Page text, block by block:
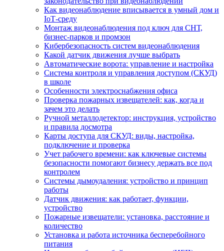
Как видеонаблюдение вписывается в умный дом и
IoT‑среду
Монтаж видеонаблюдения под ключ для СНТ,
бизнес‑парков и промзон
Кибербезопасность систем видеонаблюдения
Какой датчик движения лучше выбрать
Автоматические ворота: управление и настройка
Система контроля и управления доступом (СКУД)
в школе
Особенности электроснабжения офиса
Проверка пожарных извещателей: как, когда и
зачем это делать
Ручной металлодетектор: инструкция, устройство
и правила досмотра
Карты доступа для СКУД: виды, настройка,
подключение и проверка
Учет рабочего времени: как ключевые системы
безопасности помогают бизнесу держать все под
контролем
Системы дымоудаления: устройство и принцип
работы
Датчик движения: как работает, функции,
устройство
Пожарные извещатели: установка, расстояние и
количество
Установка и работа источника бесперебойного
питания